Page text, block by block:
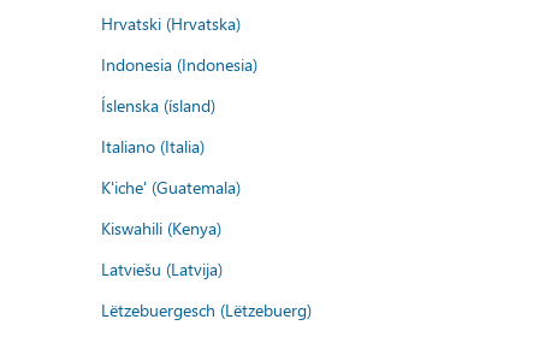
Hrvatski (Hrvatska)
Indonesia (Indonesia)
Íslenska (ísland)
Italiano (Italia)
K'iche' (Guatemala)
Kiswahili (Kenya)
Latviešu (Latvija)
Lëtzebuergesch (Lëtzebuerg)